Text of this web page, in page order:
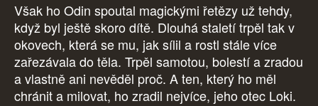
Však ho Odin spoutal magickými řetězy už tehdy,
když byl ještě skoro dítě. Dlouhá staletí trpěl tak v
okovech, která se mu, jak sílil a rostl stále více
zařezávala do těla. Trpěl samotou, bolestí a zradou
a vlastně ani nevěděl proč. A ten, který ho měl
chránit a milovat, ho zradil nejvíce, jeho otec Loki.